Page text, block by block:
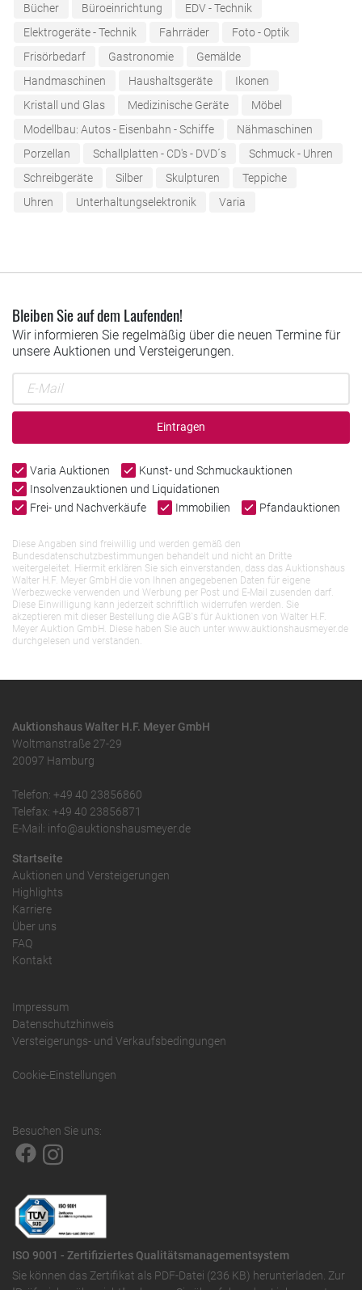
Bücher
Büroeinrichtung
EDV - Technik
Elektrogeräte - Technik
Fahrräder
Foto - Optik
Frisörbedarf
Gastronomie
Gemälde
Handmaschinen
Haushaltsgeräte
Ikonen
Kristall und Glas
Medizinische Geräte
Möbel
Modellbau: Autos - Eisenbahn - Schiffe
Nähmaschinen
Porzellan
Schallplatten - CD's - DVD´s
Schmuck - Uhren
Schreibgeräte
Silber Skulpturen
Teppiche
Uhren
Unterhaltungselektronik Varia
Bleiben Sie auf dem Laufenden!
Wir informieren Sie regelmäßig über die neuen Termine für
unsere Auktionen und Versteigerungen.
Eintragen
Varia Auktionen
Kunst- und Schmuckauktionen
Insolvenzauktionen und Liquidationen
Frei- und Nachverkäufe
Immobilien Pfandauktionen
Diese Angaben sind freiwillig und werden gemäß den
Bundesdatenschutzbestimmungen behandelt und nicht an Dritte
weitergeleitet. Hiermit erklären Sie sich einverstanden, dass das Auktionshaus
Walter H.F. Meyer GmbH die von Ihnen angegebenen Daten für eigene
Werbezwecke verwenden und Werbung per Post und E-Mail zusenden darf.
Diese Einwilligung kann jederzeit schriftlich widerrufen werden. Sie
akzeptieren mit dieser Bestellung die AGB`s für Auktionen von Walter H.F.
Meyer Auktion GmbH. Diese haben Sie auch unter www.auktionshausmeyer.de
durchgelesen und verstanden.
Auktionshaus Walter H.F. Meyer GmbH
Woltmanstraße 27-29
20097 Hamburg
Telefon: +49 40 23856860
Telefax: +49 40 23856871
E-Mail: info@auktionshausmeyer.de
Startseite
Auktionen und Versteigerungen
Highlights
Karriere
Über uns
FAQ
Kontakt
Impressum
Datenschutzhinweis
Versteigerungs- und Verkaufsbedingungen
Cookie-Einstellungen
Besuchen Sie uns:
ISO 9001 - Zertifiziertes Qualitätsmanagementsystem
Sie können das Zertifikat als PDF-Datei (236 KB) herunterladen. Zur